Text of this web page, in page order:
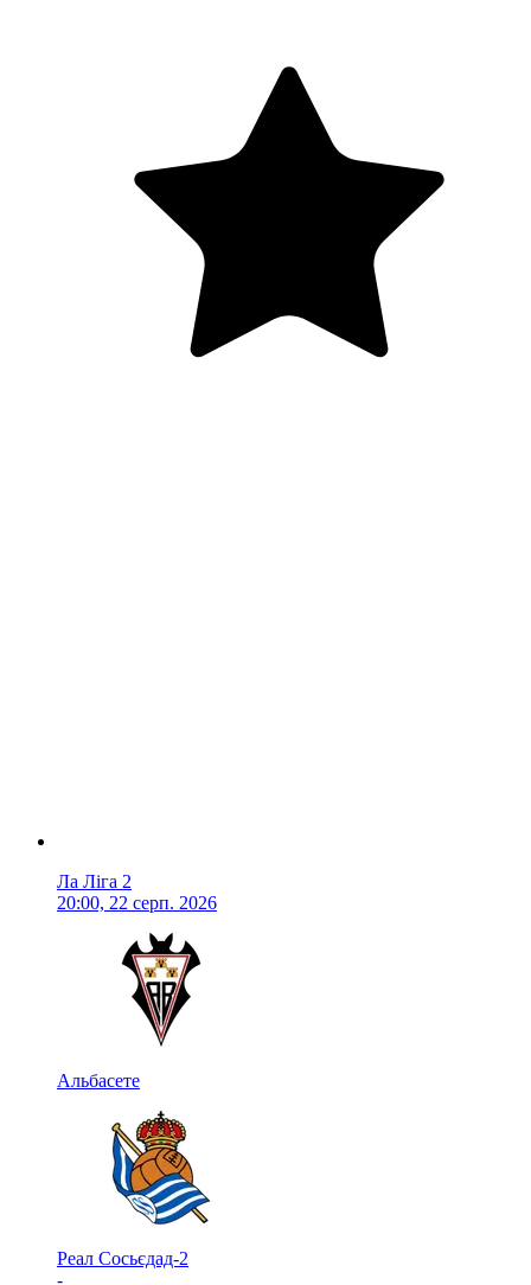
Ла Ліга 2
20:00, 22 серп. 2026
Альбасете
Реал Сосьєдад-2
-